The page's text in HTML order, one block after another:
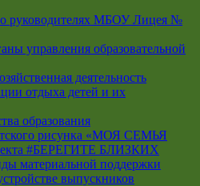
о руководителях МБОУ Лицея №
управления образовательной
деятельность
отдыха детей и их
образования
рисунка «МОЯ СЕМЬЯ
#БЕРЕГИТЕ БЛИЗКИХ
материальной поддержки
выпускников